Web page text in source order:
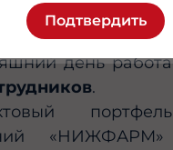
компаний
день
.
«НИЖФАРМ»
Подтвердить